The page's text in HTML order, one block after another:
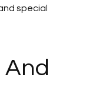
special